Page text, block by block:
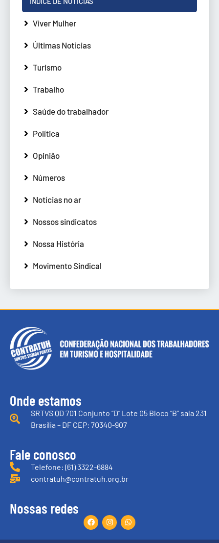
Viver Mulher
Últimas Notícias
Turismo
Trabalho
Saúde do trabalhador
Política
Opinião
Números
Notícias no ar
Nossos sindicatos
Nossa História
Movimento Sindical
Onde estamos
SRTVS QD 701 Conjunto “D” Lote 05 Bloco “B” sala 231
Brasília – DF CEP: 70340-907
Fale conosco
Telefone: (61) 3322-6884
contratuh@contratuh.org.br
Nossas redes